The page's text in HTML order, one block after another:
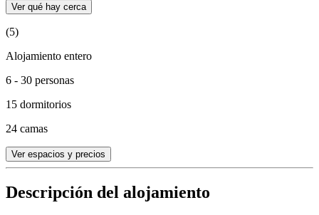
Ver qué hay cerca
(5)
Alojamiento entero
6 - 30 personas
15 dormitorios
24 camas
Ver espacios y precios
Descripción del alojamiento